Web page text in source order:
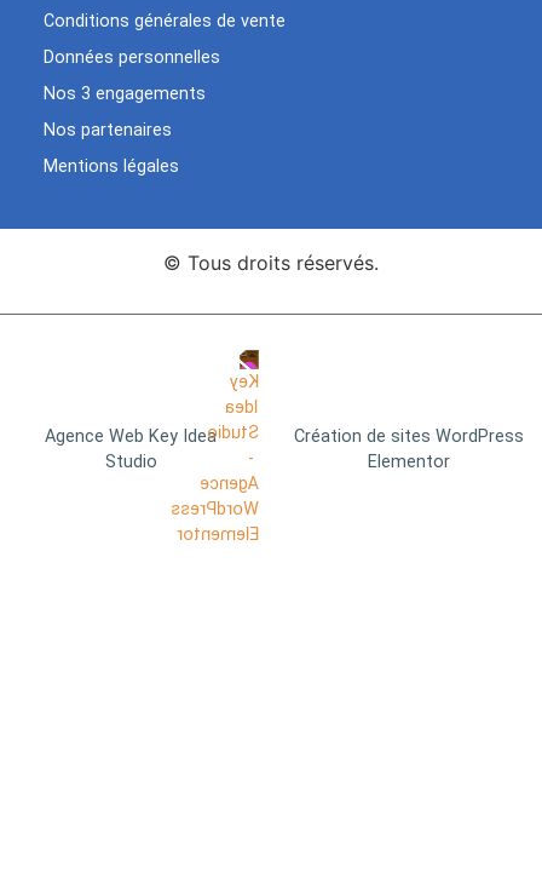
Conditions générales de vente
Données personnelles
Nos 3 engagements
Nos partenaires
Mentions légales
© Tous droits réservés.
Agence Web Key Idea
Studio
Création de sites WordPress
Elementor